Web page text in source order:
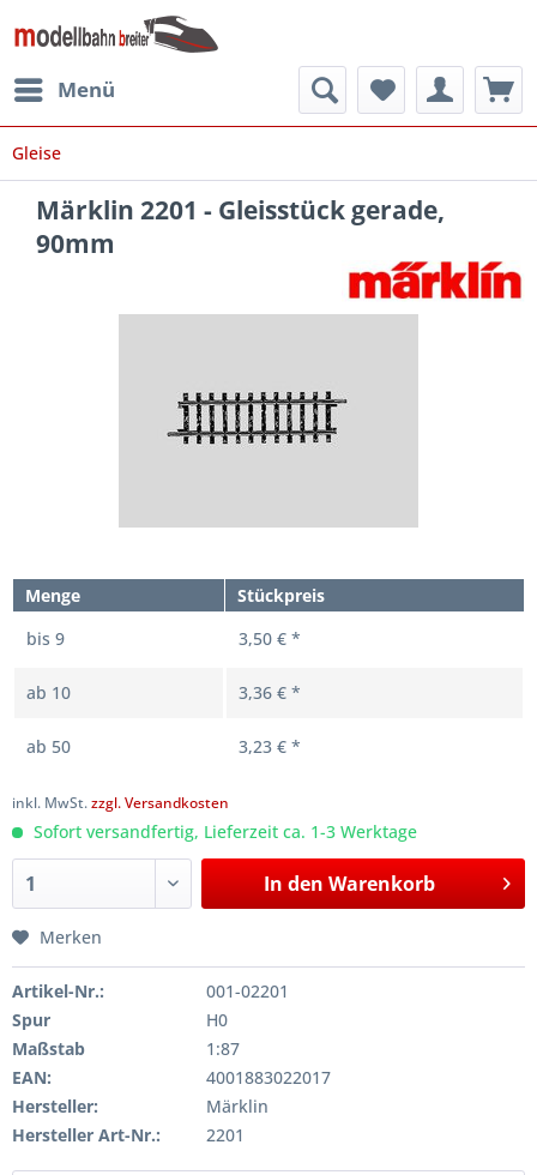
Menü
Gleise
Märklin 2201 - Gleisstück gerade,
90mm
Menge
Stückpreis
bis 9 3,50 € *
ab 10 3,36 € *
ab 50 3,23 € *
inkl. MwSt.zzgl. Versandkosten
Sofort versandfertig, Lieferzeit ca. 1-3 Werktage
In den Warenkorb
Merken
Artikel-Nr.:
001-02201
Spur
H0
Maßstab
1:87
EAN:
4001883022017
Hersteller:
Märklin
Hersteller Art-Nr.:
2201